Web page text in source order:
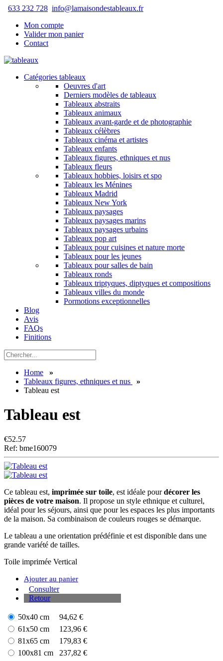
633 232 728 info@lamaisondestableaux.fr
Mon compte
Valider mon panier
Contact
Catégories tableaux
Oeuvres d'art
Derniers modèles de tableaux
Tableaux abstraits
Tableaux animaux
Tableaux avant-garde et de photographie
Tableaux célèbres
Tableaux cinéma et artistes
Tableaux enfants
Tableaux figures, ethniques et nus
Tableaux fleurs
Tableaux hobbies, loisirs et spo
Tableaux les Ménines
Tableaux Madrid
Tableaux New York
Tableaux paysages
Tableaux paysages marins
Tableaux paysages urbains
Tableaux pop art
Tableaux pour cuisines et nature morte
Tableaux pour les jeunes
Tableaux pour salles de bain
Tableaux ronds
Tableaux triptyques, diptyques et compositions
Tableaux villes du monde
Pormotions exceptionnelles
Blog
Avis
FAQs
Finitions
Home
»
Tableaux figures, ethniques et nus
»
Tableau est
Tableau est
€52.57
Ref: bme160079
Ce tableau est, imprimée sur toile, est idéale pourdécorer les
pièces de votre maison. Il propose un style ethnique et culturel,
idéal pour les séjours, ainsi que pour les espaces les plus importants
de la maison. Sa combinaison de couleurs rouges se démarque.
Le tableau a une orientation prédéfinie et est disponible dans une
grande variété de tailles.
Toile imprimée Vertical
Ajouter au panier
Consulter
Retour
50x40 cm
94,62 €
61x50 cm
123,96 €
81x65 cm
179,83 €
100x81 cm
237,82 €